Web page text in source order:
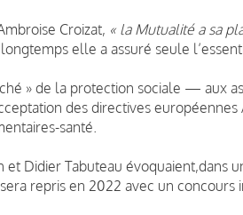
Croizat, « la Mutualité a sa
elle a assuré seule
» de la protection sociale — aux
des directives
santé.
et Didier Tabuteau évoquaient,dans
repris en 2022 avec un